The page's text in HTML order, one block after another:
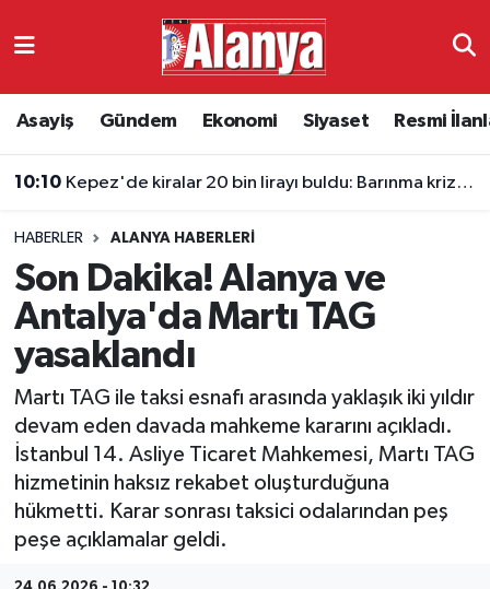
Asayiş Gündem Ekonomi Siyaset Resmi
10:10 Kepez'de kiralar 20 bin lirayı buldu: Barınma krizi uyarısı
HABERLER ALANYA HABERLERI
Son Dakika! Alanya ve
Antalya'da Martı TAG
yasaklandı
Martı TAG ile taksi esnafı arasında yaklaşık iki yıldır
devam eden davada mahkeme kararını açıkladı.
İstanbul 14. Asliye Ticaret Mahkemesi, Martı TAG
hizmetinin haksız rekabet oluşturduğuna
hükmetti. Karar sonrası taksici odalarından peş
peşe açıklamalar geldi.
Ekonomi
Resmi İlanlar
Alanyaspor
Turizm
E-Gazete
Antalya Namaz Vakitleri
Süper Lig Puan Durumu ve Fikstür
Tüm Manşetler
Son Dakika Haberleri
Haber Arşivi